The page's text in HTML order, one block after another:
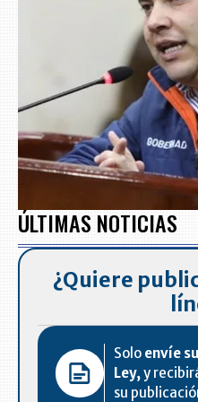
ÚLTIMAS NOTICIAS
¿Quiere
Solo envíe
Ley,y
su